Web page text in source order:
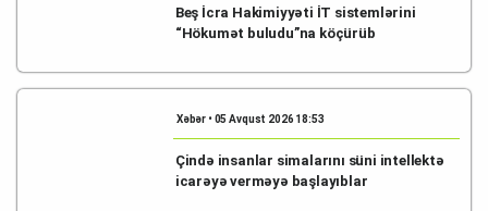
Beş İcra Hakimiyyəti İT sistemlərini
“Hökumət buludu”na köçürüb
Xəbər • 05 Avqust 2026 18:53
Çində insanlar simalarını süni intellektə
icarəyə verməyə başlayıblar